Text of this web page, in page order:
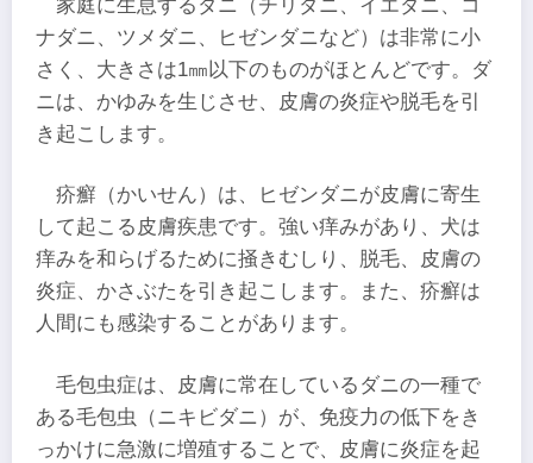
家庭に生息するダニ（チリダニ、イエダニ、コ
ナダニ、ツメダニ、ヒゼンダニなど）は非常に小
さく、大きさは1㎜以下のものがほとんどです。ダ
ニは、かゆみを生じさせ、皮膚の炎症や脱毛を引
き起こします。
疥癬（かいせん）は、ヒゼンダニが皮膚に寄生
して起こる皮膚疾患です。強い痒みがあり、犬は
痒みを和らげるために掻きむしり、脱毛、皮膚の
炎症、かさぶたを引き起こします。また、疥癬は
人間にも感染することがあります。
毛包虫症は、皮膚に常在しているダニの一種で
ある毛包虫（ニキビダニ）が、免疫力の低下をき
っかけに急激に増殖することで、皮膚に炎症を起